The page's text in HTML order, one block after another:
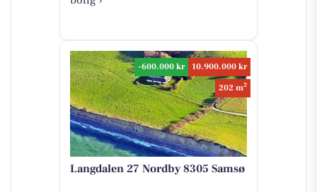
-600.000 kr
10.900.000 kr
202 m2
Langdalen 27 Nordby 8305 Samsø